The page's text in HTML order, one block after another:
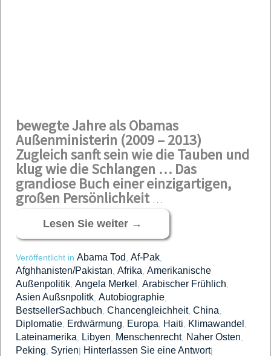
bewegte Jahre als Obamas
Außenministerin (2009 – 2013)
Zugleich sanft sein wie die Tauben und
klug wie die Schlangen … Das
grandiose Buch einer einzigartigen,
großen Persönlichkeit …
Lesen Sie weiter →
Veröffentlicht in Abama Tod Af-Pak
Afghhanisten/Pakistan Afrika Amerikanische
Außenpolitik Angela Merkel Arabischer Frühlich
Asien Außsnpolitk Autobiographie
BestsellerSachbuch Chancengleichheit, China
Diplomatie Erdwärmung Europa Haiti Klimawandel
Lateinamerika Libyen Menschenrecht, Naher Osten
Peking Syrien| Hinterlassen Sie eine Antwort|